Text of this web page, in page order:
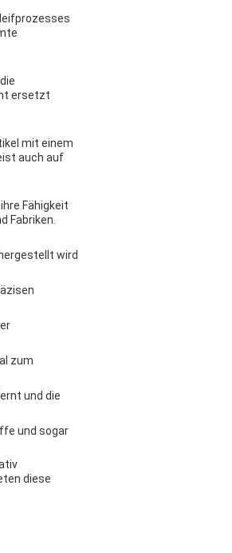
ersetzt
mit einem
auch auf
Fähigkeit
Fabriken.
wird
zum
und die
und sogar
diese